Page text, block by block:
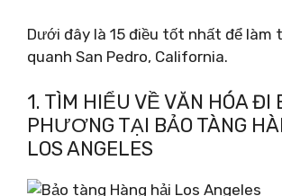
Dưới đây là 15 điều tốt nhất để làm
quanh San Pedro, California.
1. TÌM HIỂU VỀ VĂN HÓA ĐI
PHƯƠNG TẠI BẢO TÀNG
LOS ANGELES